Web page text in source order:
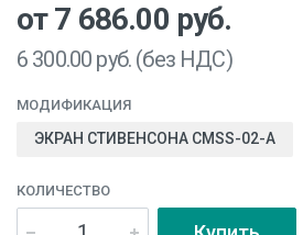
от 7 686.00 руб.
6 300.00 руб. (без НДС)
МОДИФИКАЦИЯ
ЭКРАН СТИВЕНСОНА CMSS-02-A
КОЛИЧЕСТВО